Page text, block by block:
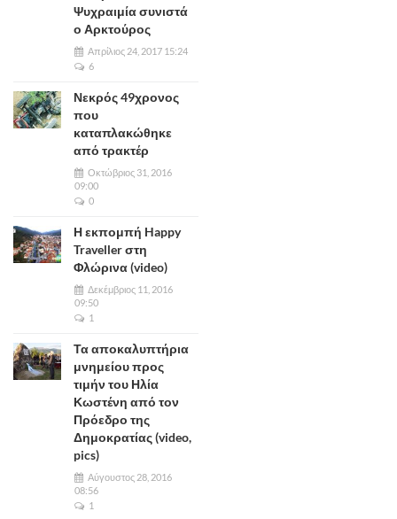
Ψυχραιμία συνιστά
ο Αρκτούρος
Απρίλιος 24, 2017 15:24
6
Νεκρός 49χρονος
που
καταπλακώθηκε
από τρακτέρ
Οκτώβριος 31, 2016
09:00
0
Η εκπομπή Happy
Traveller στη
Φλώρινα (video)
Δεκέμβριος 11, 2016
09:50
1
Τα αποκαλυπτήρια
μνημείου προς
τιμήν του Ηλία
Κωστένη από τον
Πρόεδρο της
Δημοκρατίας (video,
pics)
Αύγουστος 28, 2016
08:56
1